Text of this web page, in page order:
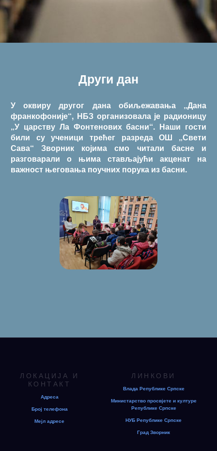
Други дан
У оквиру другог дана обиљежавања „Дана
франкофоније“, НБЗ организовала је радионицу
„У царству Ла Фонтенових басни“. Наши гости
били су ученици трећег разреда ОШ „Свети
Сава“ Зворник којима смо читали басне и
разговарали о њима стављајући акценат на
важност његовања поучних порука из басни.
ЛОКАЦИЈА И
КОНТАКТ
Адреса
Број телефона
Мејл адресе
ЛИНКОВИ
Влада Републике Српске
Министарство просвјете и културе
Републике Српске
НУБ Републике Српске
Град Зворник